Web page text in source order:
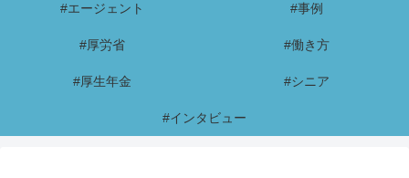
#エージェント #事例
#厚労省 #働き方
#厚生年金 #シニア
#インタビュー